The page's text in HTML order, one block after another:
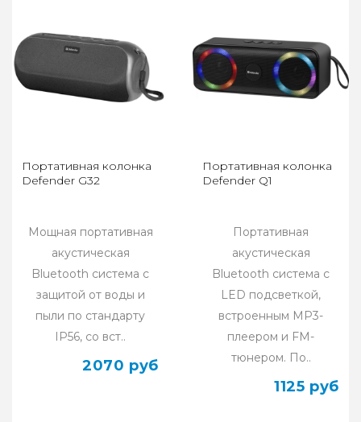
Портативная колонка
Defender G32
Мощная портативная
акустическая
Bluetooth система с
защитой от воды и
пыли по стандарту
IP56, со вст..
2070 руб
Портативная колонка
Defender Q1
Портативная
акустическая
Bluetooth система с
LED подсветкой,
встроенным MP3-
плеером и FM-
тюнером. По..
1125 руб